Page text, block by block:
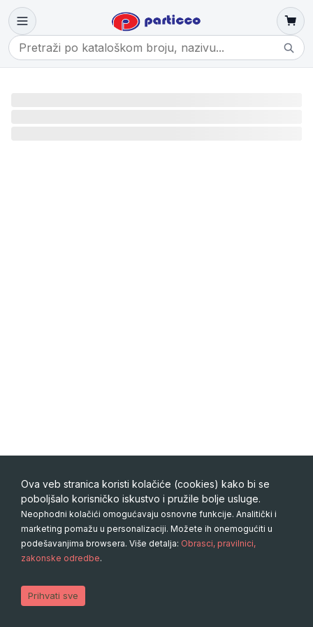
Copyright 2026 © Particco. All rights reserved. Design by
Ova veb stranica koristi kolačiće (cookies) kako bi se
poboljšalo korisničko iskustvo i pružile bolje usluge.
Neophodni kolačići omogućavaju osnovne funkcije. Analitički i
marketing pomažu u personalizaciji. Možete ih onemogućiti u
podešavanjima browsera. Više detalja: Obrasci, pravilnici,
zakonske odredbe.
Prihvati sve